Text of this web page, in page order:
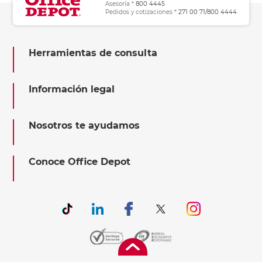
Asesoría * 800 4445
Pedidos y cotizaciones * 271 00 71/800 4444
Herramientas de consulta
Información legal
Nosotros te ayudamos
Conoce Office Depot